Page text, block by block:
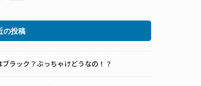
の投稿
ブラック？ぶっちゃけどうなの！？